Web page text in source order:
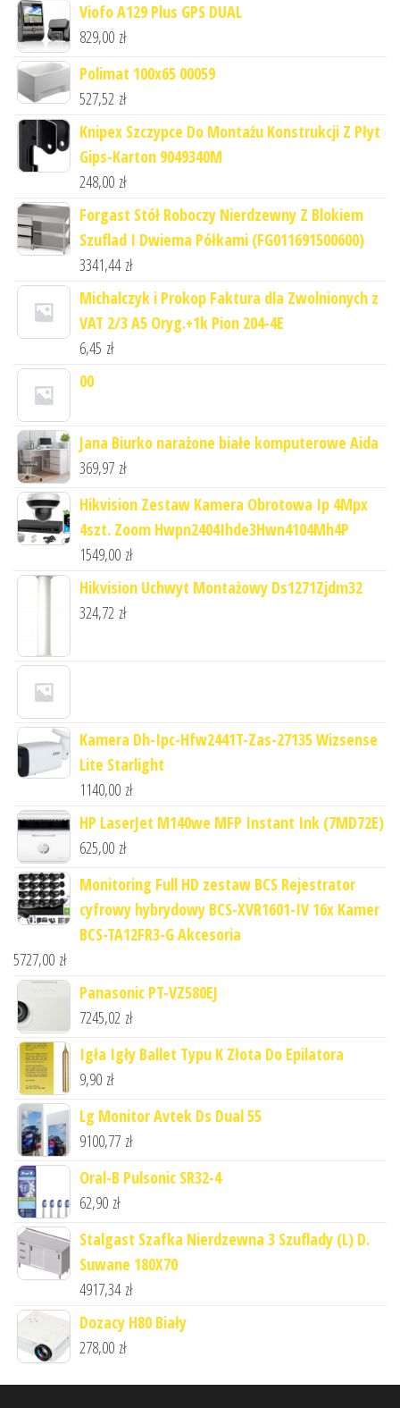
Viofo A129 Plus GPS DUAL
829,00 zł
Polimat 100x65 00059
527,52 zł
Knipex Szczypce Do Montażu Konstrukcji Z Płyt
Gips-Karton 9049340M
248,00 zł
Forgast Stół Roboczy Nierdzewny Z Blokiem
Szuflad I Dwiema Półkami (FG011691500600)
3341,44 zł
Michalczyk i Prokop Faktura dla Zwolnionych z
VAT 2/3 A5 Oryg.+1k Pion 204-4E
6,45 zł
00
Jana Biurko narażone białe komputerowe Aida
369,97 zł
Hikvision Zestaw Kamera Obrotowa Ip 4Mpx
4szt. Zoom Hwpn2404Ihde3Hwn4104Mh4P
1549,00 zł
Hikvision Uchwyt Montażowy Ds1271Zjdm32
324,72 zł
Kamera Dh-Ipc-Hfw2441T-Zas-27135 Wizsense
Lite Starlight
1140,00 zł
HP LaserJet M140we MFP Instant Ink (7MD72E)
625,00 zł
Monitoring Full HD zestaw BCS Rejestrator
cyfrowy hybrydowy BCS-XVR1601-IV 16x Kamer
BCS-TA12FR3-G Akcesoria
5727,00 zł
Panasonic PT-VZ580EJ
7245,02 zł
Igła Igły Ballet Typu K Złota Do Epilatora
9,90 zł
Lg Monitor Avtek Ds Dual 55
9100,77 zł
Oral-B Pulsonic SR32-4
62,90 zł
Stalgast Szafka Nierdzewna 3 Szuflady (L) D.
Suwane 180X70
4917,34 zł
Dozacy H80 Biały
278,00 zł